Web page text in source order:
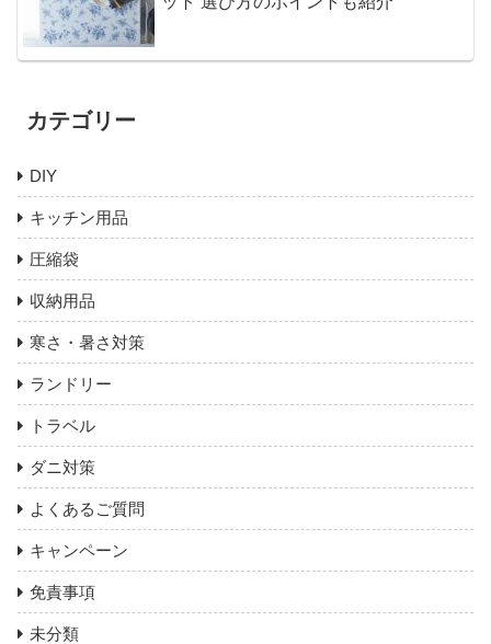
カテゴリー
DIY
キッチン用品
圧縮袋
収納用品
寒さ・暑さ対策
ランドリー
トラベル
ダニ対策
よくあるご質問
キャンペーン
免責事項
未分類